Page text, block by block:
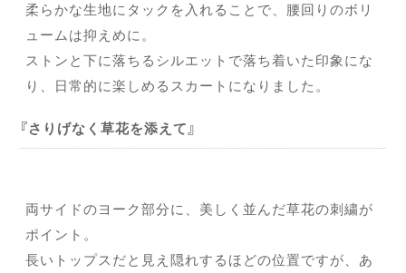
柔らかな生地にタックを入れることで、腰回りのボリ
ュームは抑えめに。
ストンと下に落ちるシルエットで落ち着いた印象にな
り、日常的に楽しめるスカートになりました。
さりげなく草花を添えて
両サイドのヨーク部分に、美しく並んだ草花の刺繍が
ポイント。
長いトップスだと見え隠れするほどの位置ですが、あ